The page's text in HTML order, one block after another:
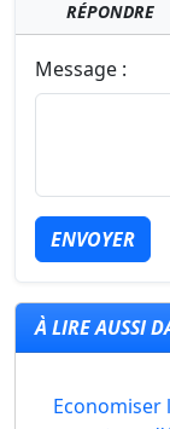
RÉPONDRE
Message :
ENVOYER
À LIRE AUSSI
Economiser